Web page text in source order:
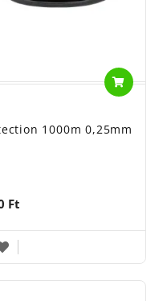
1000m 0,25mm
Ft